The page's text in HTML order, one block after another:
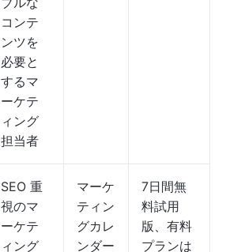
コンテ
ンツを
必要と
するマ
ーケテ
ィング
担当者
SEO 重
視のマ
ーケテ
ィング
マーケ
ティン
グカレ
ンダー
7日間無
料試用
版、有料
プランは